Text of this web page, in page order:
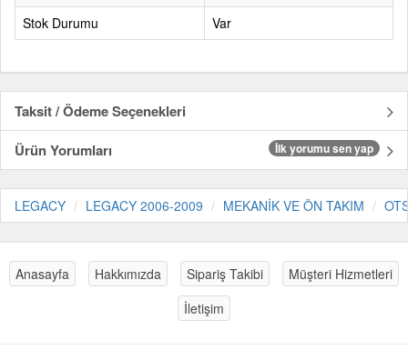
Stok Durumu
Var
Taksit / Ödeme Seçenekleri
Ürün Yorumları
İlk yorumu sen yap
LEGACY LEGACY 2006-2009 MEKANİK VE ÖN TAKIM
Anasayfa Hakkımızda Sipariş Takibi
Müşteri Hizmetleri
İletişim